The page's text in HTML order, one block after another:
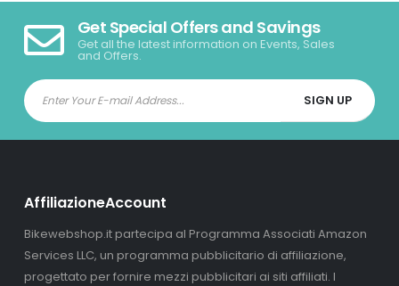
Get Special Offers and Savings
Get all the latest information on Events, Sales
and Offers.
AffiliazioneAccount
Bikewebshop.it partecipa al Programma Associati Amazon
Services LLC, un programma pubblicitario di affiliazione,
progettato per fornire mezzi pubblicitari ai siti affiliati. I